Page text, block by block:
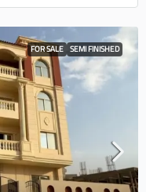
FOR SALE SEMI FINISHED